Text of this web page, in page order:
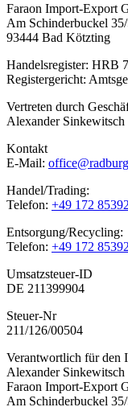
Faraon Import-Export
Am Schinderbuckel
93444 Bad Kötzting
Handelsregister: HRB
Registergericht:
Vertreten durch
Alexander Sinkewitsch
Kontakt
E-Mail:
Handel/Trading:
Telefon: +49 172
Entsorgung/Recycling:
Telefon: +49 172
Umsatzsteuer-ID
DE 211399904
Steuer-Nr
211/126/00504
Verantwortlich für den
Alexander Sinkewitsch
Faraon Import-Export
Am Schinderbuckel